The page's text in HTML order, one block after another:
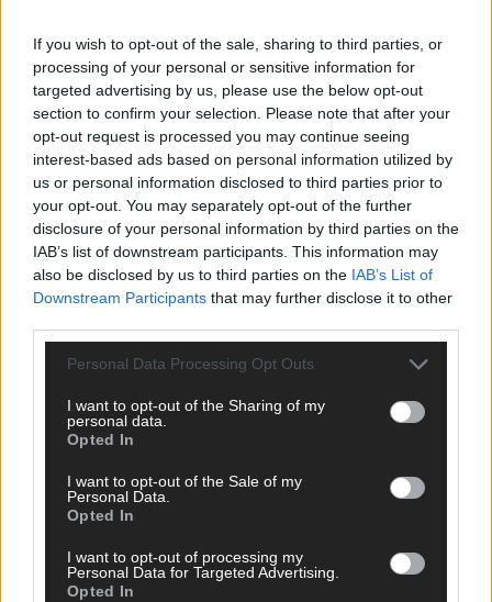
If you wish to opt-out of the sale, sharing to third parties, or
processing of your personal or sensitive information for
targeted advertising by us, please use the below opt-out
section to confirm your selection. Please note that after your
opt-out request is processed you may continue seeing
interest-based ads based on personal information utilized by
us or personal information disclosed to third parties prior to
your opt-out. You may separately opt-out of the further
disclosure of your personal information by third parties on the
IAB’s list of downstream participants. This information may
also be disclosed by us to third parties on the IAB’s List of
Downstream Participants that may further disclose it to other
Personal Data Processing Opt Outs
I want to opt-out of the Sharing of my
personal data.
Opted In
I want to opt-out of the Sale of my
Personal Data.
Opted In
I want to opt-out of processing my
Personal Data for Targeted Advertising.
Opted In
Nachrichten
Wirtschaft
Ratgeber
Kommentar
Streams & Storys